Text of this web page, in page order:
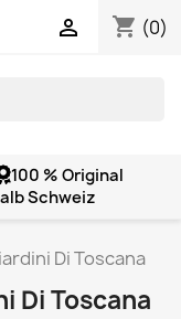
shopping_cart (0)

100 % Original
Schweiz
Di Toscana
Di Toscana